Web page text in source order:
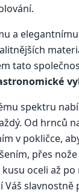
a
tato
spektru
Od hrnců
v pokličce,
přes
oceli až
Váš slavnostně